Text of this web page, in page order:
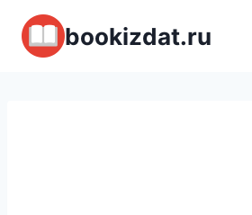
Перейти
содержимому
bookizdat.ru